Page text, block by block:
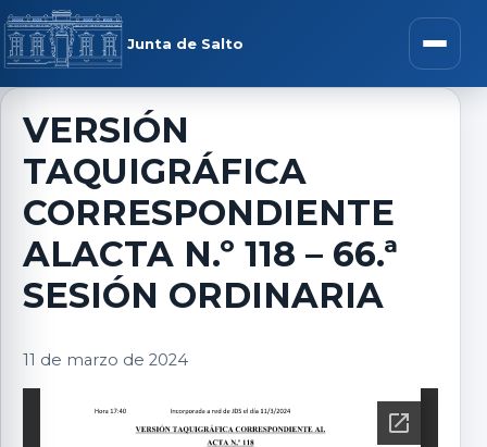
Saltar al contenido
Junta de Salto Abrir
menú
VERSIÓN
TAQUIGRÁFICA
CORRESPONDIENTE
ALACTA N.º 118 – 66.ª
SESIÓN ORDINARIA
11 de marzo de 2024